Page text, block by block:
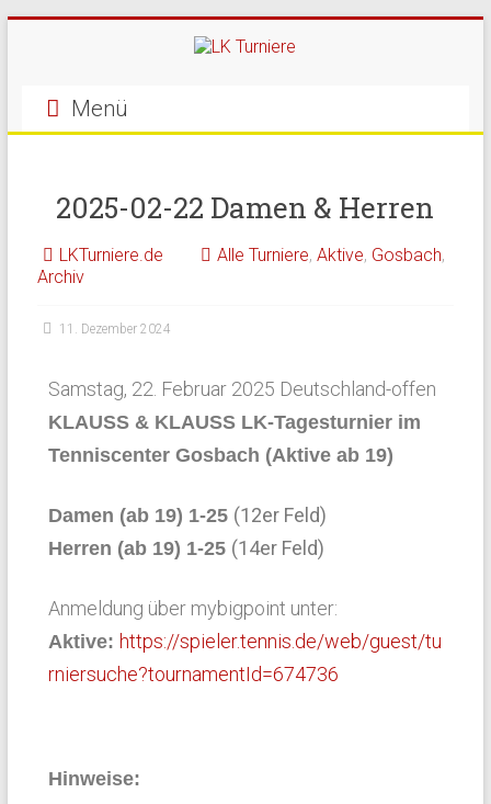
Menü
2025-02-22 Damen & Herren
LKTurniere.de Alle Turniere, Aktive, Gosbach,
Archiv
11. Dezember 2024
Samstag, 22. Februar 2025 Deutschland-offen
KLAUSS & KLAUSS LK-Tagesturnier im
Tenniscenter Gosbach (Aktive ab 19)
Damen (ab 19) 1-25 (12er Feld)
Herren (ab 19) 1-25 (14er Feld)
Anmeldung über mybigpoint unter:
Aktive: https://spieler.tennis.de/web/guest/tu
rniersuche?tournamentId=674736
Hinweise: